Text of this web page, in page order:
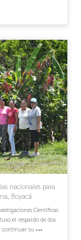
nacionales para
Boyacá
Científicas
el respaldo de dos
continuar su